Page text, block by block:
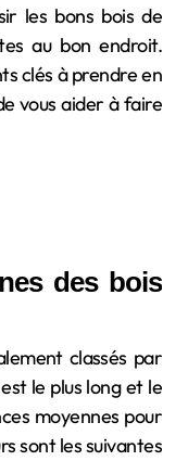
les bons bois de
au bon endroit.
clés à prendre en
vous aider à faire
des bois
classés par
le plus long et le
moyennes pour
sont les suivantes